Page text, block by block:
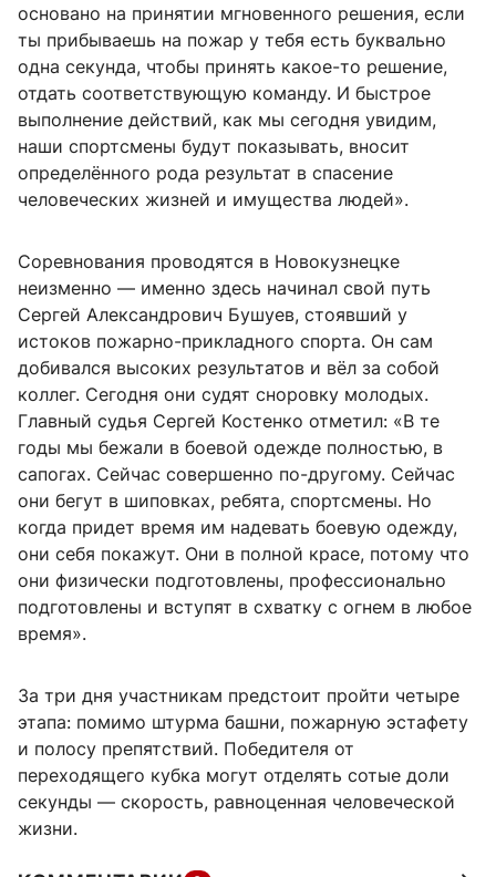
основано на принятии мгновенного решения, если
ты прибываешь на пожар у тебя есть буквально
одна секунда, чтобы принять какое-то решение,
отдать соответствующую команду. И быстрое
выполнение действий, как мы сегодня увидим,
наши спортсмены будут показывать, вносит
определённого рода результат в спасение
человеческих жизней и имущества людей».
Соревнования проводятся в Новокузнецке
неизменно — именно здесь начинал свой путь
Сергей Александрович Бушуев, стоявший у
истоков пожарно-прикладного спорта. Он сам
добивался высоких результатов и вёл за собой
коллег. Сегодня они судят сноровку молодых.
Главный судья Сергей Костенко отметил: «В те
годы мы бежали в боевой одежде полностью, в
сапогах. Сейчас совершенно по-другому. Сейчас
они бегут в шиповках, ребята, спортсмены. Но
когда придет время им надевать боевую одежду,
они себя покажут. Они в полной красе, потому что
они физически подготовлены, профессионально
подготовлены и вступят в схватку с огнем в любое
время».
За три дня участникам предстоит пройти четыре
этапа: помимо штурма башни, пожарную эстафету
и полосу препятствий. Победителя от
переходящего кубка могут отделять сотые доли
секунды — скорость, равноценная человеческой
жизни.